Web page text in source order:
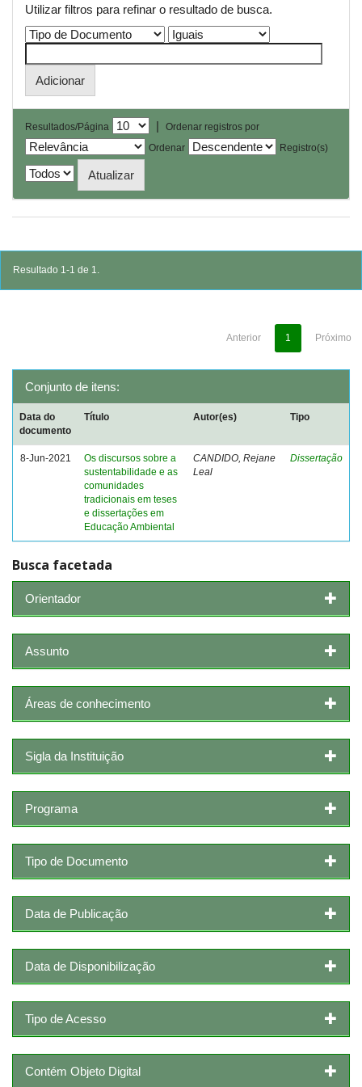
Utilizar filtros para refinar o resultado de busca.
Resultados/Página |
Ordenar registros por
Ordenar
Registro(s)
Resultado 1-1 de 1.
Anterior 1 Próximo
Conjunto de itens:
Data do
documento
Título Autor(es) Tipo
8-Jun-2021
Os discursos sobre a
sustentabilidade e as
comunidades
tradicionais em teses
e dissertações em
Educação Ambiental
CANDIDO, Rejane
Leal
Dissertação
Busca facetada
Orientador
Assunto
Áreas de conhecimento
Sigla da Instituição
Programa
Tipo de Documento
Data de Publicação
Data de Disponibilização
Tipo de Acesso
Contém Objeto Digital